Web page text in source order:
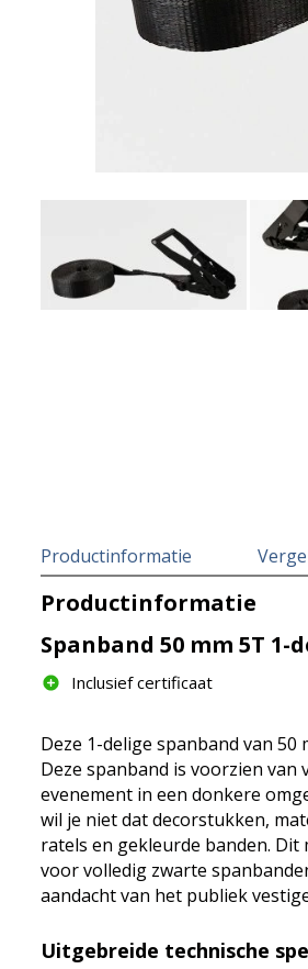
Productinformatie
Productinformatie
Spanband 50 mm 5T 1-
Inclusief certificaat
Deze 1-delige spanband van
Deze spanband is voorzien van
evenement in een donkere
wil je niet dat decorstukken,
ratels en gekleurde banden.
voor volledig zwarte
aandacht van het publiek
Uitgebreide technische